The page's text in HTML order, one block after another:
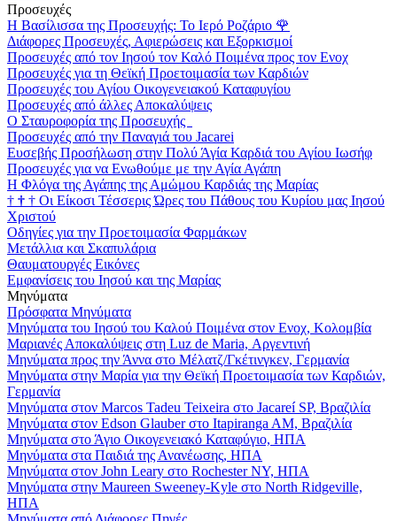
Προσευχές
Η Βασίλισσα της Προσευχής: Το Ιερό Ροζάριο 🌹
Διάφορες Προσευχές, Αφιερώσεις και Εξορκισμοί
Προσευχές από τον Ιησού τον Καλό Ποιμένα προς τον Ενοχ
Προσευχές για τη Θεϊκή Προετοιμασία των Καρδιών
Προσευχές του Αγίου Οικογενειακού Καταφυγίου
Προσευχές από άλλες Αποκαλύψεις
Ο Σταυροφορία της Προσευχής
Προσευχές από την Παναγιά του Jacarei
Ευσεβής Προσήλωση στην Πολύ Άγία Καρδιά του Αγίου Ιωσήφ
Προσευχές για να Ενωθούμε με την Αγία Αγάπη
Η Φλόγα της Αγάπης της Αμώμου Καρδιάς της Μαρίας
† † † Οι Είκοσι Τέσσερις Ώρες του Πάθους του Κυρίου μας Ιησού
Χριστού
Οδηγίες για την Προετοιμασία Φαρμάκων
Μετάλλια και Σκαπυλάρια
Θαυματουργές Εικόνες
Εμφανίσεις του Ιησού και της Μαρίας
Μηνύματα
Πρόσφατα Μηνύματα
Μηνύματα του Ιησού του Καλού Ποιμένα στον Ενοχ, Κολομβία
Μαριανές Αποκαλύψεις στη Luz de Maria, Αργεντινή
Μηνύματα προς την Άννα στο Μέλατζ/Γκέτινγκεν, Γερμανία
Μηνύματα στην Μαρία για την Θεϊκή Προετοιμασία των Καρδιών,
Γερμανία
Μηνύματα στον Marcos Tadeu Teixeira στο Jacareí SP, Βραζιλία
Μηνύματα στον Edson Glauber στο Itapiranga AM, Βραζιλία
Μηνύματα στο Άγιο Οικογενειακό Καταφύγιο, ΗΠΑ
Μηνύματα στα Παιδιά της Ανανέωσης, ΗΠΑ
Μηνύματα στον John Leary στο Rochester NY, ΗΠΑ
Μηνύματα στην Maureen Sweeney-Kyle στο North Ridgeville,
ΗΠΑ